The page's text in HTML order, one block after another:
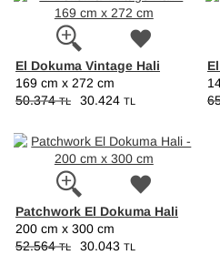
El Dokuma Vintage Hali
169 cm x 272 cm
50.374TL 30.424 TL
Patchwork El Dokuma Hali
200 cm x 300 cm
52.564TL 30.043 TL